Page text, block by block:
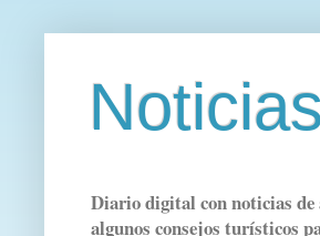
Diario digital con noticias de
algunos consejos turísticos